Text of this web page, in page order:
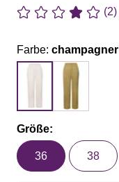
(2)
Farbe: champagner
Größe:
36 38